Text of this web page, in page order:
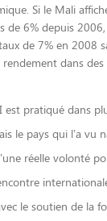
Si le Mali
de 6% depuis
de 7% en 2008
dans des
est pratiqué dans
le pays qui l’a vu
réelle volonté
le soutien de la